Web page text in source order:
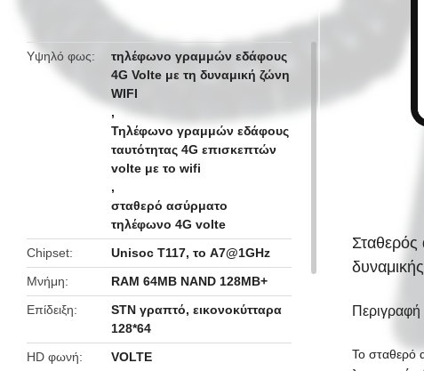
Υψηλό φως
τηλέφωνο γραμμών εδάφους
4G Volte με τη δυναμική ζώνη
WIFI
,
Τηλέφωνο γραμμών εδάφους
ταυτότητας 4G επισκεπτών
volte με το wifi
,
σταθερό ασύρματο
τηλέφωνο 4G volte
Chipset
Unisoc T117, το A7@1GHz
Μνήμη
RAM 64MB NAND 128MB+
Επίδειξη
STN γραπτό, εικονοκύτταρα
128*64
HD φωνή
VOLTE
Σταθερός
Το σταθερό